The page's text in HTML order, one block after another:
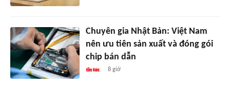
Chuyên gia Nhật Bản: Việt Nam
nên ưu tiên sản xuất và đóng gói
chip bán dẫn
8 giờ